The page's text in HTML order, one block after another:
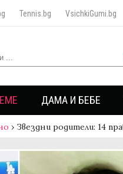
Tennis.bg VsichkiGumi.bg
ДАМА И БЕБЕ
› Звездни родители: 14